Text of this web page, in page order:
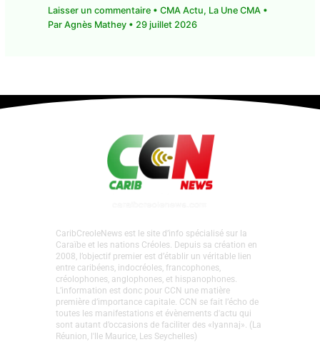
• Par
Agnès Mathey •29 juillet 2026
CaribCreoleNews est le site d’info spécialisé sur la
Caraïbe et les nations Créoles. Depuis sa création en
2008, l’objectif premier est d’établir un véritable lien
entre caribéens, indocréoles, francophones,
créolophones, anglophones, et hispanophones.
L’information est donc pour CCN une matière
première d’importance capitale. CCN se fait l’écho de
toutes les manifestations et évènements d'actu qui
sont autant d’occasions de faciliter des «lyannaj». (La
Réunion, l'Ile Maurice, Les Seychelles)